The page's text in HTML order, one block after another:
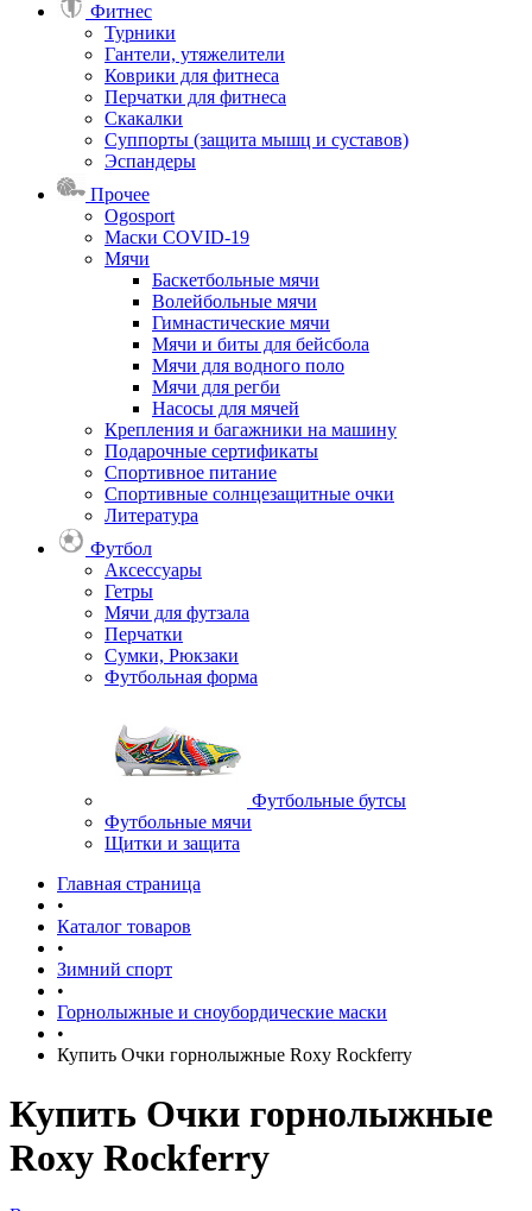
Фитнес
Турники
Гантели, утяжелители
Коврики для фитнеса
Перчатки для фитнеса
Скакалки
Суппорты (защита мышц и суставов)
Эспандеры
Прочее
Ogosport
Маски COVID-19
Мячи
Баскетбольные мячи
Волейбольные мячи
Гимнастические мячи
Мячи и биты для бейсбола
Мячи для водного поло
Мячи для регби
Насосы для мячей
Крепления и багажники на машину
Подарочные сертификаты
Спортивное питание
Спортивные солнцезащитные очки
Литература
Футбол
Аксессуары
Гетры
Мячи для футзала
Перчатки
Сумки, Рюкзаки
Футбольная форма
Футбольные бутсы
Футбольные мячи
Щитки и защита
Главная страница
•
Каталог товаров
•
Зимний спорт
•
Горнолыжные и сноубордические маски
•
Купить Очки горнолыжные Roxy Rockferry
Купить Очки горнолыжные
Roxy Rockferry